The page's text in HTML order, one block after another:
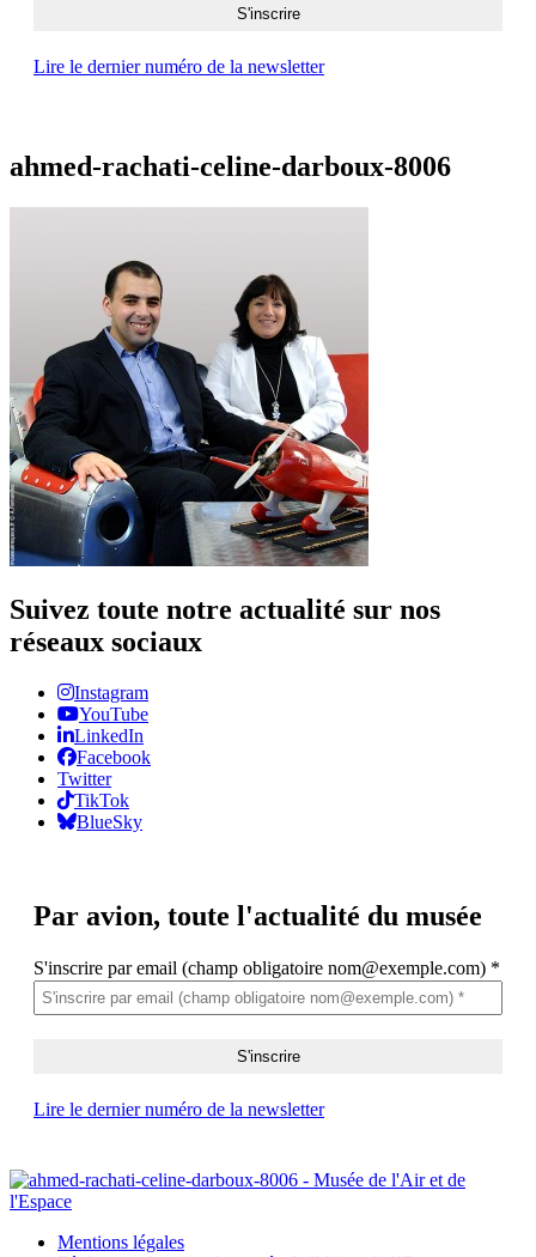
Lire le dernier numéro de la newsletter
ahmed-rachati-celine-darboux-8006
Suivez toute notre actualité sur nos
réseaux sociaux
Instagram
YouTube
LinkedIn
Facebook
Twitter
TikTok
BlueSky
Par avion, toute l'actualité du musée
S'inscrire par email (champ obligatoire nom@exemple.com) *
Lire le dernier numéro de la newsletter
Mentions légales